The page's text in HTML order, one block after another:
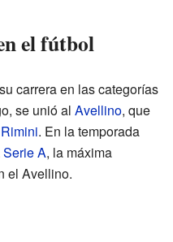
el fútbol
carrera en las categorías
se unió al Avellino, que
Rimini. En la temporada
Serie A, la máxima
el Avellino.